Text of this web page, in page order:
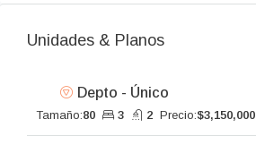
Unidades & Planos
Depto - Único
Tamaño:80 3 2 Precio:$3,150,000